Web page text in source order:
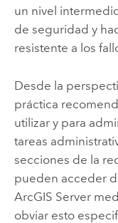
un nivel
de seguridad y
resistente a los
Desde la
práctica
utilizar y para
tareas
secciones de la
pueden acceder
ArcGIS Server
obviar esto